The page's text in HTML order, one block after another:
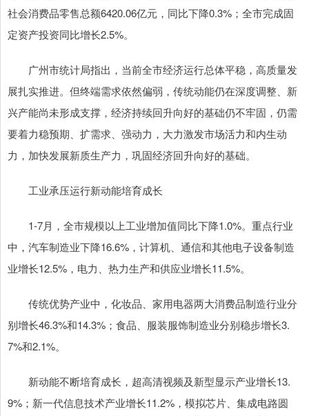
社会消费品零售总额6420.06亿元，同比下降0.3%；全市完成固
定资产投资同比增长2.5%。
广州市统计局指出，当前全市经济运行总体平稳，高质量发
展扎实推进。但终端需求依然偏弱，传统动能仍在深度调整、新
兴产能尚未形成支撑，经济持续回升向好的基础仍不牢固，仍需
要着力稳预期、扩需求、强动力，大力激发市场活力和内生动
力，加快发展新质生产力，巩固经济回升向好的基础。
工业承压运行新动能培育成长
1-7月，全市规模以上工业增加值同比下降1.0%。重点行业
中，汽车制造业下降16.6%，计算机、通信和其他电子设备制造
业增长12.5%，电力、热力生产和供应业增长11.5%。
传统优势产业中，化妆品、家用电器两大消费品制造行业分
别增长46.3%和14.3%；食品、服装服饰制造业分别稳步增长3.
7%和2.1%。
新动能不断培育成长，超高清视频及新型显示产业增长13.
9%；新一代信息技术产业增长11.2%，模拟芯片、集成电路圆